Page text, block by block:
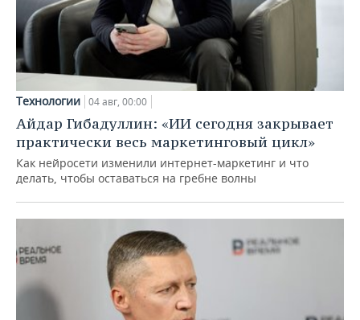
Технологии 04 авг, 00:00
Айдар Гибадуллин: «ИИ сегодня закрывает
практически весь маркетинговый цикл»
Как нейросети изменили интернет-маркетинг и что
делать, чтобы оставаться на гребне волны